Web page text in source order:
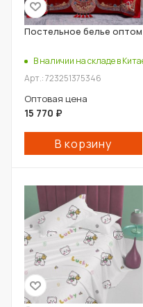
Постельное белье оптом
В наличии на складе в
Арт.: 723251375346
Оптовая цена
15 770 ₽
В корзину